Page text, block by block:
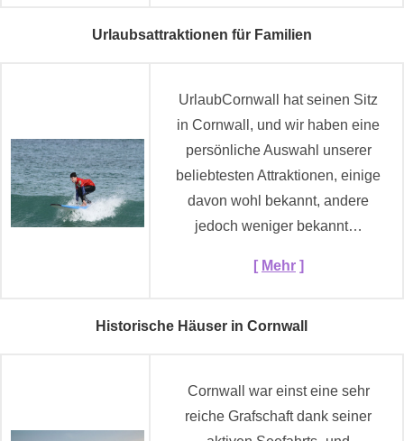
Urlaubsattraktionen für Familien
UrlaubCornwall hat seinen Sitz
in Cornwall, und wir haben eine
persönliche Auswahl unserer
beliebtesten Attraktionen, einige
davon wohl bekannt, andere
jedoch weniger bekannt…
[ Mehr]
Historische Häuser in Cornwall
Cornwall war einst eine sehr
reiche Grafschaft dank seiner